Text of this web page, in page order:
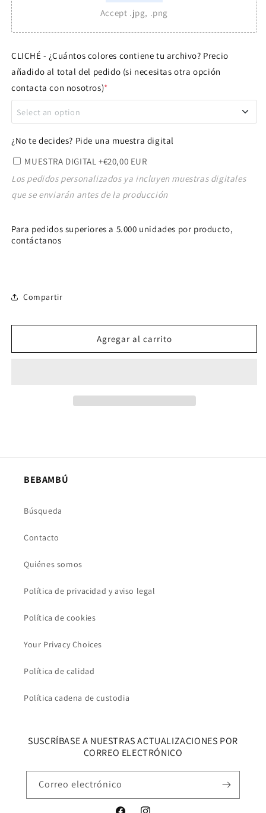
Accept .jpg, .png
CLICHÉ - ¿Cuántos colores contiene tu archivo? Precio
añadido al total del pedido (si necesitas otra opción
contacta con nosotros)*
Select an option
1 COLOR+€60,00 EUR
2 COLORES+€110,00 EUR
3 COLORES+€150,00 EUR
4 COLORES+€180,00 EUR
¿No te decides? Pide una muestra digital
MUESTRA DIGITAL +€20,00 EUR
Los pedidos personalizados ya incluyen muestras digitales
que se enviarán antes de la producción
Para pedidos superiores a 5.000 unidades por producto,
contáctanos
Compartir
Agregar al carrito
BEBAMBÚ
Búsqueda
Contacto
Quiénes somos
Política de privacidad y aviso legal
Política de cookies
Your Privacy Choices
Política de calidad
Política cadena de custodia
SUSCRÍBASE A NUESTRAS ACTUALIZACIONES POR
CORREO ELECTRÓNICO
Correo electrónico